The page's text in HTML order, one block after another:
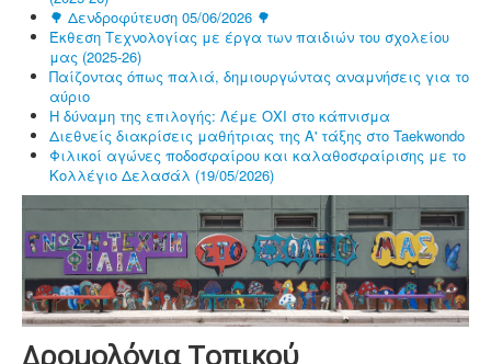
🌳 Δενδροφύτευση 05/06/2026 🌳
Έκθεση Τεχνολογίας με έργα των παιδιών του σχολείου
μας (2025-26)
Παίζοντας όπως παλιά, δημιουργώντας αναμνήσεις για το
αύριο
Η δύναμη της επιλογής: Λέμε ΟΧΙ στο κάπνισμα
Διεθνείς διακρίσεις μαθήτριας της Α' τάξης στο Taekwondo
Φιλικοί αγώνες ποδοσφαίρου και καλαθοσφαίρισης με το
Κολλέγιο Δελασάλ (19/05/2026)
Δρομολόγια Τοπικού